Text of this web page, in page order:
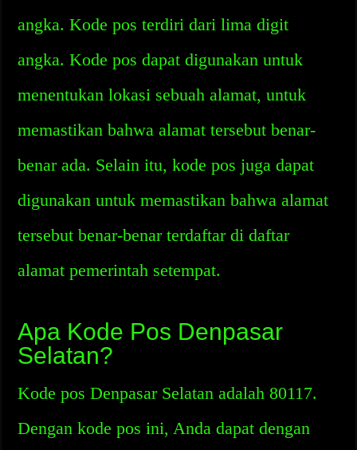
angka. Kode pos terdiri dari lima digit
angka. Kode pos dapat digunakan untuk
menentukan lokasi sebuah alamat, untuk
memastikan bahwa alamat tersebut benar-
benar ada. Selain itu, kode pos juga dapat
digunakan untuk memastikan bahwa alamat
tersebut benar-benar terdaftar di daftar
alamat pemerintah setempat.
Apa Kode Pos Denpasar
Selatan?
Kode pos Denpasar Selatan adalah 80117.
Dengan kode pos ini, Anda dapat dengan